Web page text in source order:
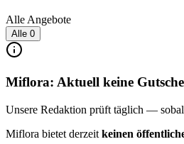
Alle Angebote
Alle 0
Miflora: Aktuell keine
Unsere Redaktion prüft täglich —
Miflora bietet derzeit keinen